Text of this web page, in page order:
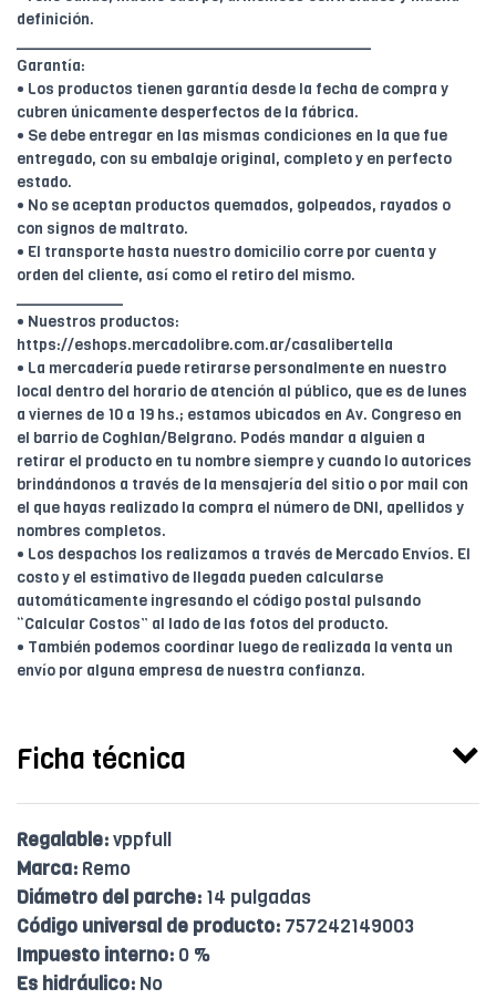
definición.
________________________________________
Garantía:
• Los productos tienen garantía desde la fecha de compra y
cubren únicamente desperfectos de la fábrica.
• Se debe entregar en las mismas condiciones en la que fue
entregado, con su embalaje original, completo y en perfecto
estado.
• No se aceptan productos quemados, golpeados, rayados o
con signos de maltrato.
• El transporte hasta nuestro domicilio corre por cuenta y
orden del cliente, así como el retiro del mismo.
____________
• Nuestros productos:
https://eshops.mercadolibre.com.ar/casalibertella
• La mercadería puede retirarse personalmente en nuestro
local dentro del horario de atención al público, que es de lunes
a viernes de 10 a 19 hs.; estamos ubicados en Av. Congreso en
el barrio de Coghlan/Belgrano. Podés mandar a alguien a
retirar el producto en tu nombre siempre y cuando lo autorices
brindándonos a través de la mensajería del sitio o por mail con
el que hayas realizado la compra el número de DNI, apellidos y
nombres completos.
• Los despachos los realizamos a través de Mercado Envíos. El
costo y el estimativo de llegada pueden calcularse
automáticamente ingresando el código postal pulsando
“Calcular Costos” al lado de las fotos del producto.
• También podemos coordinar luego de realizada la venta un
envío por alguna empresa de nuestra confianza.
Ficha técnica
Regalable:vppfull
Marca: Remo
Diámetro del parche: 14 pulgadas
Código universal de producto: 757242149003
Impuesto interno: 0 %
Es hidráulico: No